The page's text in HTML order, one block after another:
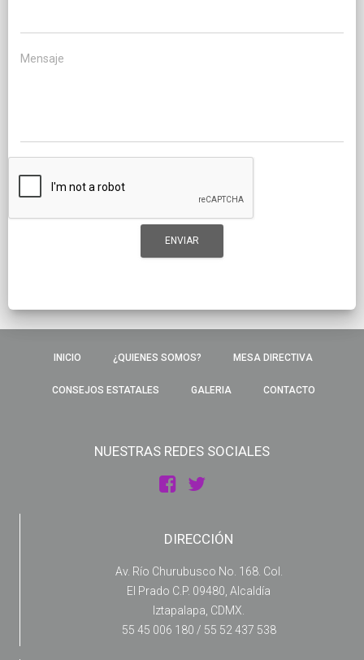
Mensaje
ENVIAR
INICIO ¿QUIENES SOMOS? MESA DIRECTIVA
CONSEJOS ESTATALES GALERIA CONTACTO
NUESTRAS REDES SOCIALES
DIRECCIÓN
Av. Río Churubusco No. 168. Col.
El Prado C.P. 09480, Alcaldía
Iztapalapa, CDMX.
55 45 006 180 / 55 52 437 538